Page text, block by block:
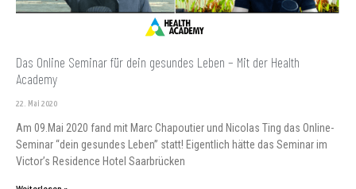
Das Online Seminar für dein gesundes Leben – Mit der Health
Academy
22. Mai 2020
Am 09.Mai 2020 fand mit Marc Chapoutier und Nicolas Ting das Online-
Seminar “dein gesundes Leben” statt! Eigentlich hätte das Seminar im
Victor’s Residence Hotel Saarbrücken